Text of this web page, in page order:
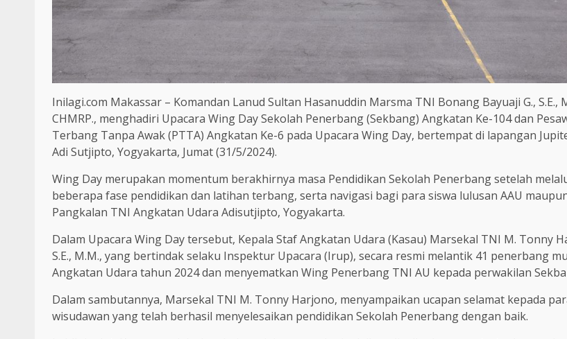
Inilagi.com Makassar – Komandan Lanud Sultan Hasanuddin Marsma TNI Bonang Bayuaji G., S.E.,
CHMRP., menghadiri Upacara Wing Day Sekolah Penerbang (Sekbang) Angkatan Ke-104 dan
Terbang Tanpa Awak (PTTA) Angkatan Ke-6 pada Upacara Wing Day, bertempat di lapangan
Adi Sutjipto, Yogyakarta, Jumat (31/5/2024).
Wing Day merupakan momentum berakhirnya masa Pendidikan Sekolah Penerbang setelah
beberapa fase pendidikan dan latihan terbang, serta navigasi bagi para siswa lulusan AAU
Pangkalan TNI Angkatan Udara Adisutjipto, Yogyakarta.
Dalam Upacara Wing Day tersebut, Kepala Staf Angkatan Udara (Kasau) Marsekal TNI M. Tonny
S.E., M.M., yang bertindak selaku Inspektur Upacara (Irup), secara resmi melantik 41 penerbang
Angkatan Udara tahun 2024 dan menyematkan Wing Penerbang TNI AU kepada perwakilan
Dalam sambutannya, Marsekal TNI M. Tonny Harjono, menyampaikan ucapan selamat kepada
wisudawan yang telah berhasil menyelesaikan pendidikan Sekolah Penerbang dengan baik.